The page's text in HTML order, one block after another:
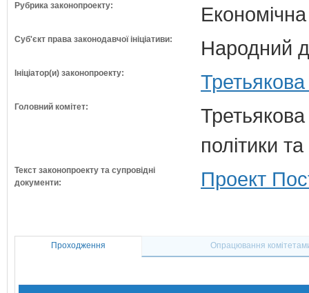
Рубрика законопроекту:
Суб'єкт права законодавчої ініціативи: Народний
Ініціатор(и) законопроекту:
Головний комітет:
політики
Текст законопроекту та супровідні
документи:
Проект
Проходження Опрацювання